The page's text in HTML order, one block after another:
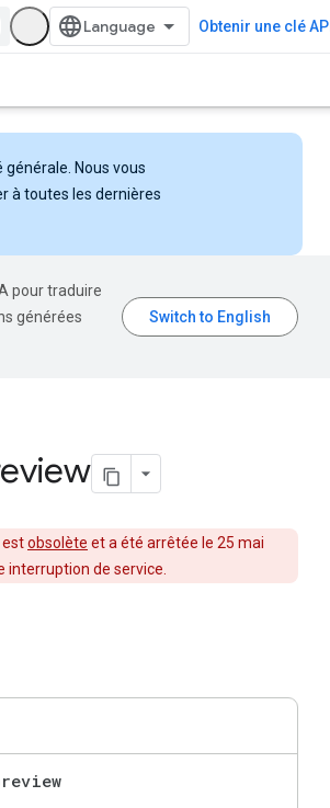
Obtenir une clé API
Nous vous
à toutes les dernières
pour traduire
générées
estobsolète et a été arrêtée le 25 mai
interruption de service.